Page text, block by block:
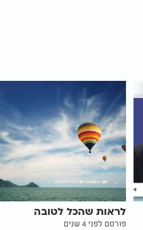
לראות שהכל לטובה
פורסם לפני 4 שנים